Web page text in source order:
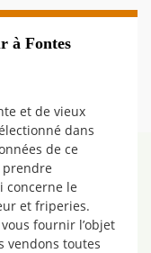
à Fontes
et de vieux
dans
de ce
prendre
concerne le
et friperies.
fournir l’objet
vendons toutes